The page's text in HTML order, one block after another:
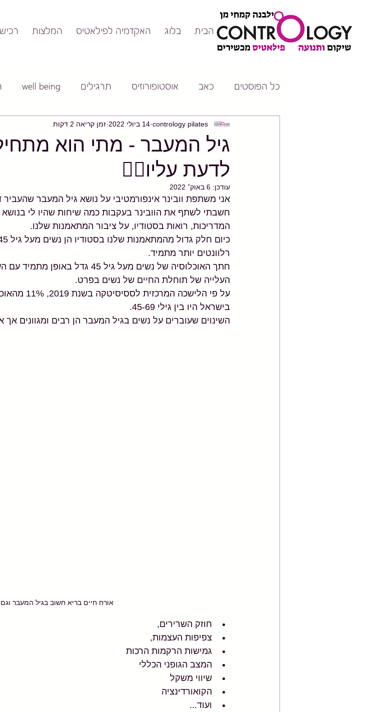
דף הבית בלוג האקדמיה לפילאטיס המלצות
כל הפוסטים כאב אוסטופורוזיס תרגילים well being
גיל המעבר - מתי הוא
לדעת עליו🤸‍♀️
contrology pilates 14 ביולי 2022 זמן קריאה 2 דקות
עודכן: 6 באוק׳ 2022
אני משתפת וובינר אינפורמטיבי על נושא גיל המעבר שהעביר
חשבתי לשתף את הוובינר בעקבות כמה שיחות שהיו לי
המדריכות, רואות בסטודיו, על ציבור המתאמנות שלנו.
רלוונטים יותר מתמיד.
חתך האוכלוסיה של נשים מעל גיל 45
העלייה של תוחלת החיים של נשים בפרט.
בישראל היו בין גילי 45-69.
השינוים שעוברים על נשים בגיל המעבר הן רבים ומגוונים אך
אורח חיים בריא חשוב בגיל המעבר
חוזק השרירים,
צפיפות העצמות,
גמישות הרקמות הרכות
המצב הגופני הכללי
שיווי משקל
הקואורדינציה
ועוד...